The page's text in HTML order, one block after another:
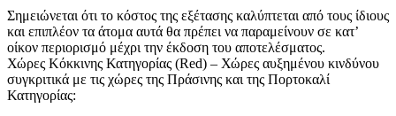
Σημειώνεται ότι το κόστος της εξέτασης καλύπτεται από τους ίδιους
και επιπλέον τα άτομα αυτά θα πρέπει να παραμείνουν σε κατ’
οίκον περιορισμό μέχρι την έκδοση του αποτελέσματος.
Χώρες Κόκκινης Κατηγορίας (Red) – Χώρες αυξημένου κινδύνου
συγκριτικά με τις χώρες της Πράσινης και της Πορτοκαλί
Κατηγορίας: